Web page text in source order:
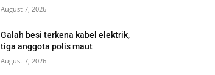
August 7, 2026
Galah besi terkena kabel elektrik,
tiga anggota polis maut
August 7, 2026